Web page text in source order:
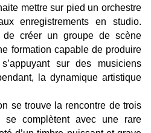
mettre sur pied un orchestre
enregistrements en studio.
de créer un groupe de scène
formation capable de produire
sur des musiciens
la dynamique artistique
se trouve la rencontre de trois
complètent avec une rare